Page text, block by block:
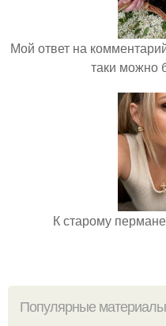
Мой ответ на
таки можно
К старому
Популярные материалы